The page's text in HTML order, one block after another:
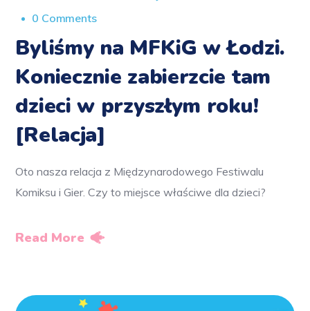
0 Comments
Byliśmy na MFKiG w Łodzi.
Koniecznie zabierzcie tam
dzieci w przyszłym roku!
[Relacja]
Oto nasza relacja z Międzynarodowego Festiwalu
Komiksu i Gier. Czy to miejsce właściwe dla dzieci?
Read More